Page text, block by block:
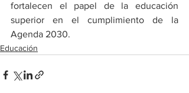
fortalecen el papel de la educación
superior en el cumplimiento de la
Agenda 2030.
Educación